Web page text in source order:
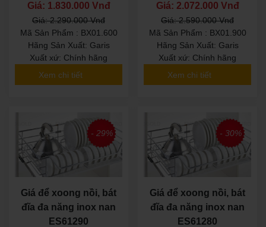
Giá: 1.830.000 Vnđ
Giá: 2.290.000 Vnđ
Mã Sản Phẩm : BX01.600
Hãng Sản Xuất: Garis
Xuất xứ: Chính hãng
Xem chi tiết
Giá: 2.072.000 Vnđ
Giá: 2.590.000 Vnđ
Mã Sản Phẩm : BX01.900
Hãng Sản Xuất: Garis
Xuất xứ: Chính hãng
Xem chi tiết
- 29%
Giá để xoong nồi, bát
đĩa đa năng inox nan
ES61290
- 30%
Giá để xoong nồi, bát
đĩa đa năng inox nan
ES61280